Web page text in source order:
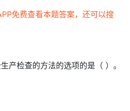
免费查看本题答案，还可以搜
产检查的方法的选项的是（ ）。